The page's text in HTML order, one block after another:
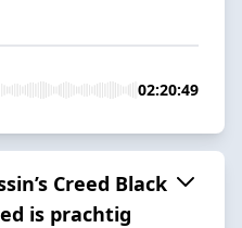
02:20:49
Creed Black
is prachtig